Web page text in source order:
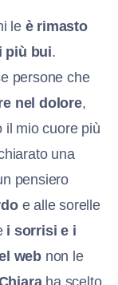
le è rimasto
più bui.
persone che
nel dolore,
il mio cuore più
una
pensiero
e alle sorelle
i sorrisi e i
web non le